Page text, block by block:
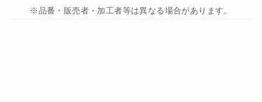
※品番・販売者・加工者等は異なる場合があります。